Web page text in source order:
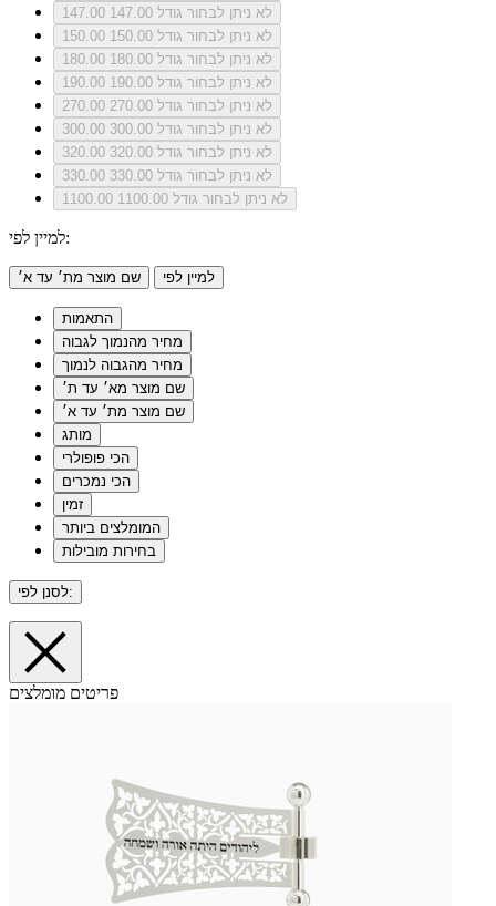
147.00
לא ניתן לבחור גודל 147.00
150.00
לא ניתן לבחור גודל 150.00
180.00
לא ניתן לבחור גודל 180.00
190.00
לא ניתן לבחור גודל 190.00
270.00
לא ניתן לבחור גודל 270.00
300.00
לא ניתן לבחור גודל 300.00
320.00
לא ניתן לבחור גודל 320.00
330.00
לא ניתן לבחור גודל 330.00
1100.00
לא ניתן לבחור גודל 1100.00
למיין לפי:
שם מוצר מת׳ עד א׳ למיין לפי
התאמות
מחיר מהנמוך לגבוה
מחיר מהגבוה לנמוך
שם מוצר מא׳ עד ת׳
שם מוצר מת׳ עד א׳
מותג
הכי פופולרי
הכי נמכרים
זמין
המומלצים ביותר
בחירות מובילות
לסנן לפי:
פריטים מומלצים